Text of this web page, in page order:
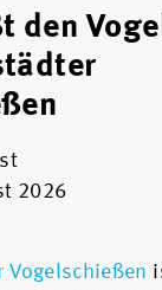
den
2026
Vogelschießen